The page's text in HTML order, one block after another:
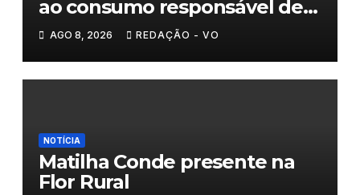
ao consumo responsável de
água
AGO 8, 2026 REDAÇÃO - VO
NOTÍCIA
Matilha Conde presente na
Flor Rural